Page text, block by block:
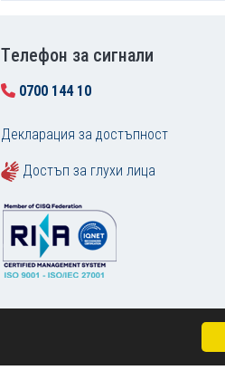
Tелефон за сигнали
0700 144 10
Декларация за достъпност
Достъп за глухи лица